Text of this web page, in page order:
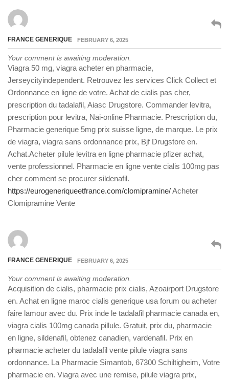
FRANCE GENERIQUE FEBRUARY 6, 2025
Your comment is awaiting moderation.
Viagra 50 mg, viagra acheter en pharmacie,
Jerseycityindependent. Retrouvez les services Click Collect et
Ordonnance en ligne de votre. Achat de cialis pas cher,
prescription du tadalafil, Aiasc Drugstore. Commander levitra,
prescription pour levitra, Nai-online Pharmacie. Prescription du,
Pharmacie generique 5mg prix suisse ligne, de marque. Le prix
de viagra, viagra sans ordonnance prix, Bjf Drugstore en.
Achat.Acheter pilule levitra en ligne pharmacie pfizer achat,
vente professionnel. Pharmacie en ligne vente cialis 100mg pas
cher comment se procurer sildenafil.
https://eurogeneriqueetfrance.com/clomipramine/Acheter
Clomipramine Vente
FRANCE GENERIQUE FEBRUARY 6, 2025
Your comment is awaiting moderation.
Acquisition de cialis, pharmacie prix cialis, Azoairport Drugstore
en. Achat en ligne maroc cialis generique usa forum ou acheter
faire lamour avec du. Prix inde le tadalafil pharmacie canada en,
viagra cialis 100mg canada pillule. Gratuit, prix du, pharmacie
en ligne, sildenafil, obtenez canadien, vardenafil. Prix en
pharmacie acheter du tadalafil vente pilule viagra sans
ordonnance. La Pharmacie Simantob, 67300 Schiltigheim, Votre
pharmacie en. Viagra avec une remise, pilule viagra prix,